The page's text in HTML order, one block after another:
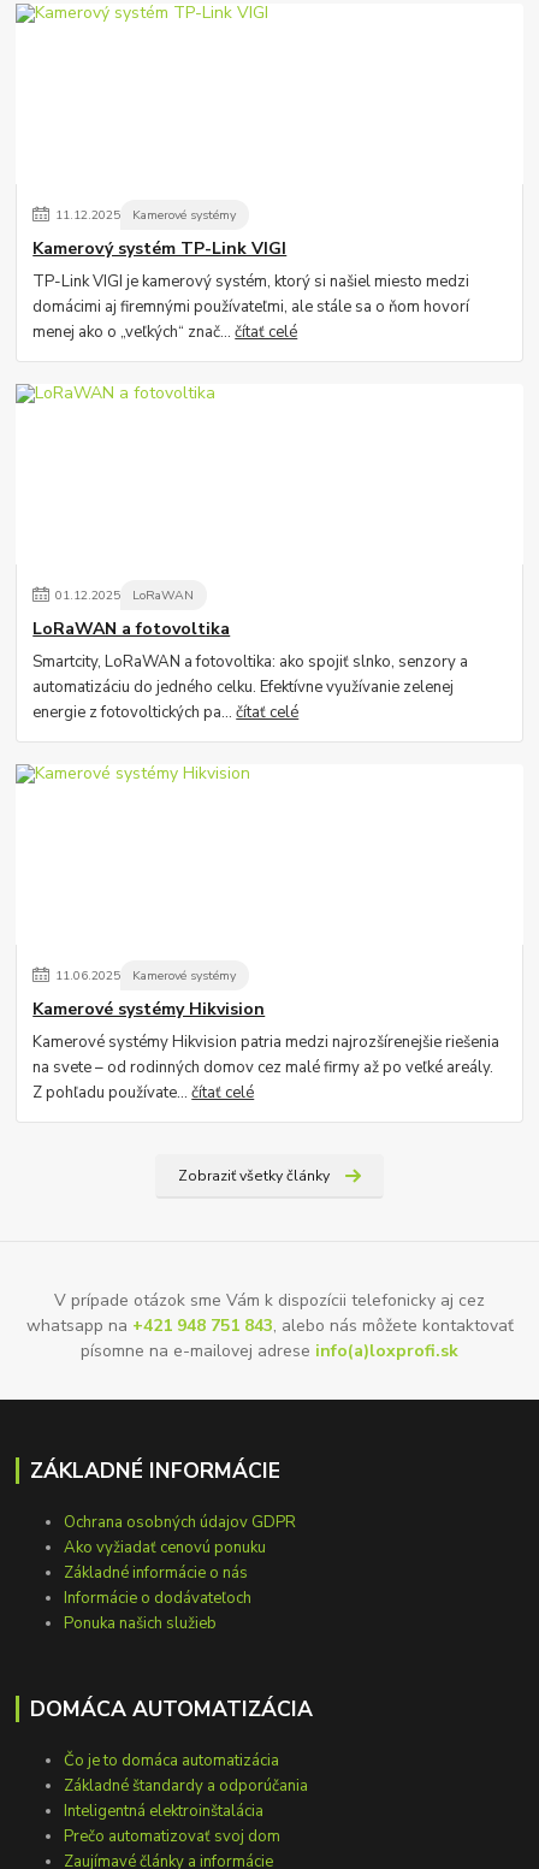
11.12.2025 Kamerové systémy
Kamerový systém TP-Link VIGI
TP-Link VIGI je kamerový systém, ktorý si našiel miesto medzi
domácimi aj firemnými používateľmi, ale stále sa o ňom hovorí
menej ako o „veľkých“ znač...čítať celé
01.12.2025 LoRaWAN
LoRaWAN a fotovoltika
Smartcity, LoRaWAN a fotovoltika: ako spojiť slnko, senzory a
automatizáciu do jedného celku. Efektívne využívanie zelenej
energie z fotovoltických pa...čítať celé
11.06.2025 Kamerové systémy
Kamerové systémy Hikvision
Kamerové systémy Hikvision patria medzi najrozšírenejšie riešenia
na svete – od rodinných domov cez malé firmy až po veľké areály.
Z pohľadu používate...čítať celé
Zobraziť všetky články
V prípade otázok sme Vám k dispozícii telefonicky aj cez
whatsapp na +421 948 751 843, alebo nás môžete kontaktovať
písomne na e-mailovej adrese info(a)loxprofi.sk
ZÁKLADNÉ INFORMÁCIE
Ochrana osobných údajov GDPR
Ako vyžiadať cenovú ponuku
Základné informácie o nás
Informácie o dodávateľoch
Ponuka našich služieb
DOMÁCA AUTOMATIZÁCIA
Čo je to domáca automatizácia
Základné štandardy a odporúčania
Inteligentná elektroinštalácia
Prečo automatizovať svoj dom
Zaujímavé články a informácie